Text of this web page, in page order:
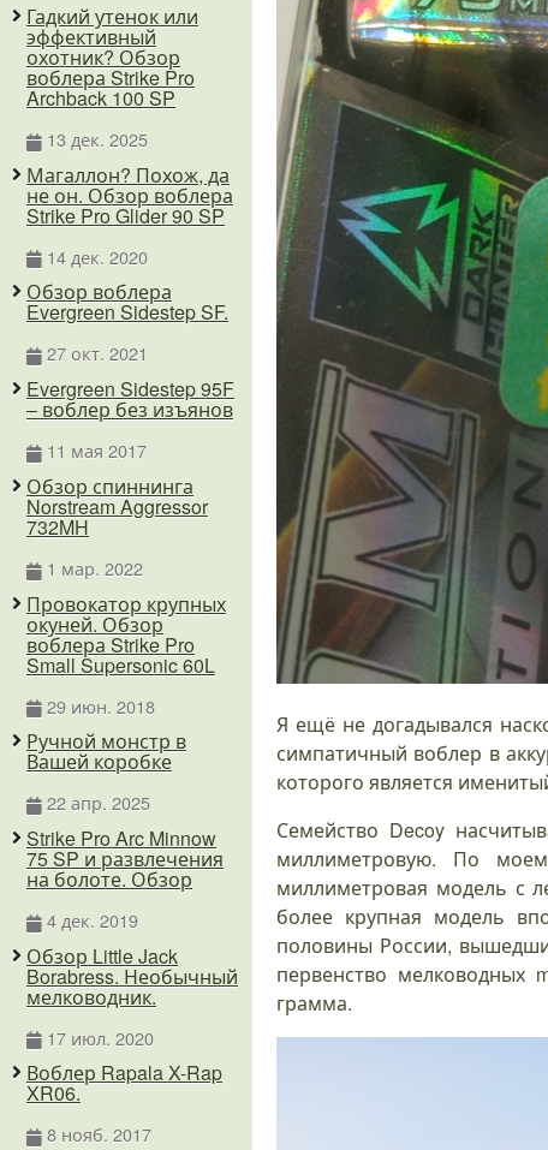
Я ещё не догадывался
симпатичный воблер в
которого является
Семейство Decoy
миллиметровую. По
миллиметровая модель с
более крупная модель
половины России,
первенство мелководных
грамма.
Гадкий утенок или
эффективный
охотник? Обзор
воблера Strike Pro
Archback 100 SP
13 дек. 2025
Магаллон? Похож, да
не он. Обзор воблера
Strike Pro Glider 90 SP
14 дек. 2020
Обзор воблера
Evergreen Sidestep SF.
27 окт. 2021
Evergreen Sidestep 95F
– воблер без изъянов
11 мая 2017
Обзор спиннинга
Norstream Aggressor
732MH
1 мар. 2022
Провокатор крупных
окуней. Обзор
воблера Strike Pro
Small Supersonic 60L
29 июн. 2018
Ручной монстр в
Вашей коробке
22 апр. 2025
Strike Pro Arc Minnow
75 SP и развлечения
на болоте. Обзор
4 дек. 2019
Обзор Little Jack
Borabress. Необычный
мелководник.
17 июл. 2020
Воблер Rapala X-Rap
XR06.
8 нояб. 2017